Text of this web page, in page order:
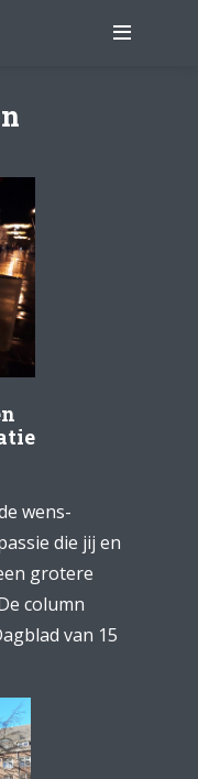
wens-
die jij en
grotere
column
van 15